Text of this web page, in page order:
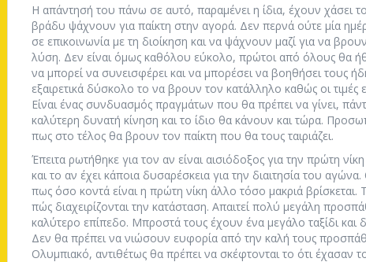
Η απάντησή του πάνω σε αυτό, παραμένει η ίδια, έχουν χάσει
βράδυ ψάχνουν για παίκτη στην αγορά. Δεν περνά ούτε μία
σε επικοινωνία με τη διοίκηση και να ψάχνουν μαζί για να
λύση. Δεν είναι όμως καθόλου εύκολο, πρώτοι από όλους θα
να μπορεί να συνεισφέρει και να μπορέσει να βοηθήσει τους
εξαιρετικά δύσκολο το να βρουν τον κατάλληλο καθώς οι τιμές
Είναι ένας συνδυασμός πραγμάτων που θα πρέπει να γίνει,
καλύτερη δυνατή κίνηση και το ίδιο θα κάνουν και τώρα.
πως στο τέλος θα βρουν τον παίκτη που θα τους ταιριάζει.
Έπειτα ρωτήθηκε για τον αν είναι αισιόδοξος για την πρώτη
και το αν έχει κάποια δυσαρέσκεια για την διαιτησία του
πως όσο κοντά είναι η πρώτη νίκη άλλο τόσο μακριά βρίσκεται.
πώς διαχειρίζονται την κατάσταση. Απαιτεί πολύ μεγάλη
καλύτερο επίπεδο. Μπροστά τους έχουν ένα μεγάλο ταξίδι
Δεν θα πρέπει να νιώσουν ευφορία από την καλή τους
Ολυμπιακό, αντιθέτως θα πρέπει να σκέφτονται το ότι έχασαν